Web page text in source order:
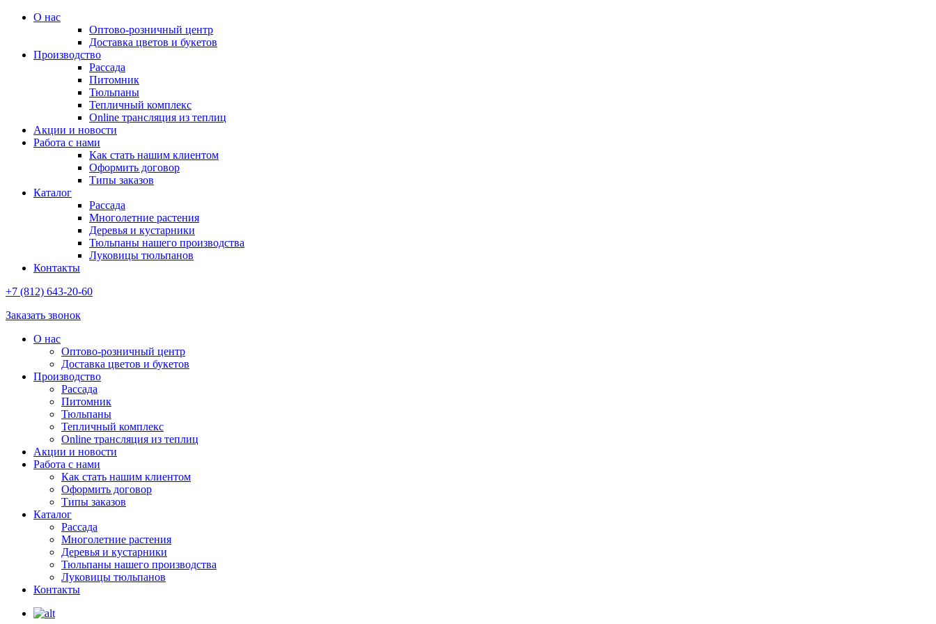
О нас
Оптово-розничный центр
Доставка цветов и букетов
Производство
Рассада
Питомник
Тюльпаны
Тепличный комплекс
Online трансляция из теплиц
Акции и новости
Работа с нами
Как стать нашим клиентом
Оформить договор
Типы заказов
Каталог
Рассада
Многолетние растения
Деревья и кустарники
Тюльпаны нашего производства
Луковицы тюльпанов
Контакты
+7 (812) 643-20-60
Заказать звонок
О нас
Оптово-розничный центр
Доставка цветов и букетов
Производство
Рассада
Питомник
Тюльпаны
Тепличный комплекс
Online трансляция из теплиц
Акции и новости
Работа с нами
Как стать нашим клиентом
Оформить договор
Типы заказов
Каталог
Рассада
Многолетние растения
Деревья и кустарники
Тюльпаны нашего производства
Луковицы тюльпанов
Контакты